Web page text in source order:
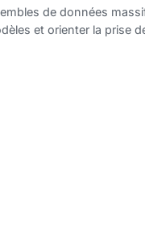
de données
et orienter la prise